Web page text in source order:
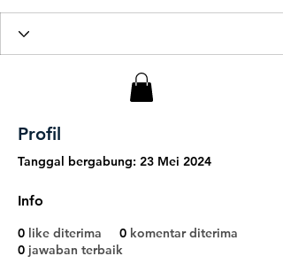
Profil
Tanggal bergabung: 23 Mei 2024
Info
0 like diterima 0 komentar diterima
0 jawaban terbaik